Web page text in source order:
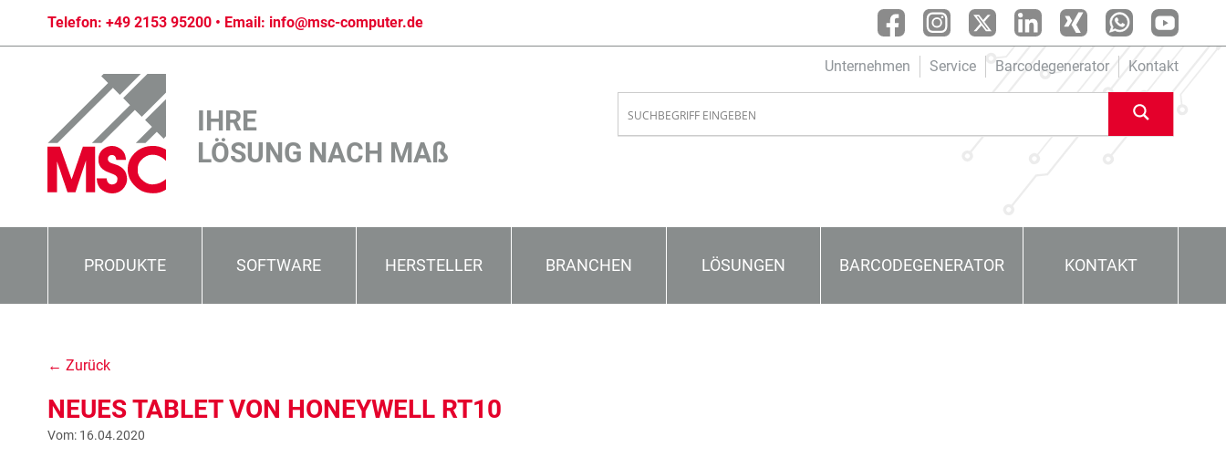
Telefon: +49 2153 95200 • Email: info@msc-computer.de
Unternehmen Service Barcodegenerator Kontakt
IHRE
LÖSUNG NACH MAß
PRODUKTE SOFTWARE HERSTELLER BRANCHEN LÖSUNGEN BARCODEGENERATOR KONTAKT
← Zurück
NEUES TABLET VON HONEYWELL RT10
Vom: 16.04.2020